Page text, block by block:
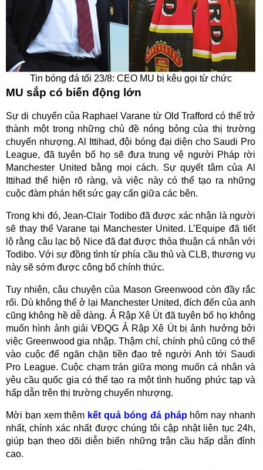
Tin bóng đá tối 23/8: CEO MU bị kêu gọi từ chức
MU sắp có biến động lớn
Sự di chuyển của Raphael Varane từ Old Trafford có thể trở
thành một trong những chủ đề nóng bỏng của thị trường
chuyển nhượng. Al Ittihad, đội bóng đại diện cho Saudi Pro
League, đã tuyên bố họ sẽ đưa trung vệ người Pháp rời
Manchester United bằng mọi cách. Sự quyết tâm của Al
Ittihad thể hiện rõ ràng, và việc này có thể tạo ra những
cuộc đàm phán hết sức gay cấn giữa các bên.
Trong khi đó, Jean-Clair Todibo đã được xác nhận là người
sẽ thay thế Varane tại Manchester United. L’Equipe đã tiết
lộ rằng câu lạc bộ Nice đã đạt được thỏa thuận cá nhân với
Todibo. Với sự đồng tình từ phía cầu thủ và CLB, thương vụ
này sẽ sớm được công bố chính thức.
Tuy nhiên, câu chuyện của Mason Greenwood còn đầy rắc
rối. Dù không thể ở lại Manchester United, đích đến của anh
cũng không hề dễ dàng. Ả Rập Xê Út đã tuyên bố họ không
muốn hình ảnh giải VĐQG Ả Rập Xê Út bị ảnh hưởng bởi
việc Greenwood gia nhập. Thậm chí, chính phủ cũng có thể
vào cuộc để ngăn chặn tiền đạo trẻ người Anh tới Saudi
Pro League. Cuộc chạm trán giữa mong muốn cá nhân và
yêu cầu quốc gia có thể tạo ra một tình huống phức tạp và
hấp dẫn trên thị trường chuyển nhượng.
Mời bạn xem thêm kết quả bóng đá pháphôm nay nhanh
nhất, chính xác nhất được chúng tôi cập nhật liên tục 24h,
giúp bạn theo dõi diễn biến những trận cầu hấp dẫn đỉnh
cao.